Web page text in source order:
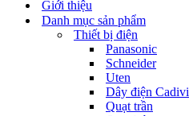
Giới thiệu
Danh mục sản phẩm
Thiết bị điện
Panasonic
Schneider
Uten
Dây điện Cadivi
Quạt trần